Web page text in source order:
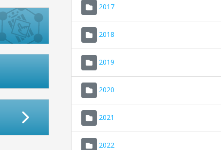
2017
2018
2019
2020
2021
2022